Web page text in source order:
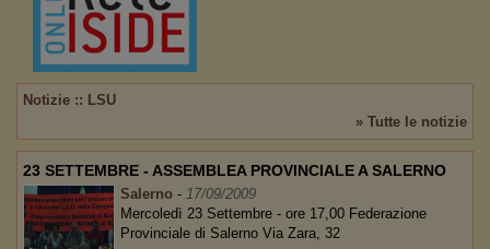
Notizie :: LSU
» Tutte le notizie
23 SETTEMBRE - ASSEMBLEA PROVINCIALE A SALERNO
Salerno - 17/09/2009
Mercoledì 23 Settembre - ore 17,00 Federazione
Provinciale di Salerno Via Zara, 32